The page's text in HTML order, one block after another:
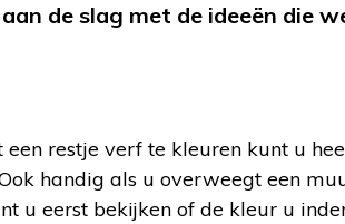
de slag met de ideeën die
restje verf te kleuren kunt u
handig als u overweegt een
u eerst bekijken of de kleur u